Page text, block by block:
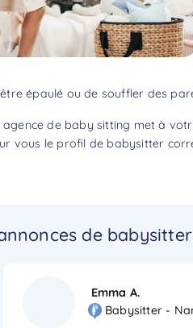
épaulé ou de souffler des
de baby sitting met à
vous le profil de babysitter
de
Emma A.
Babysitter -